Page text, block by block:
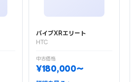
バイブXRエリート
HTC
中古価格
¥180,000〜